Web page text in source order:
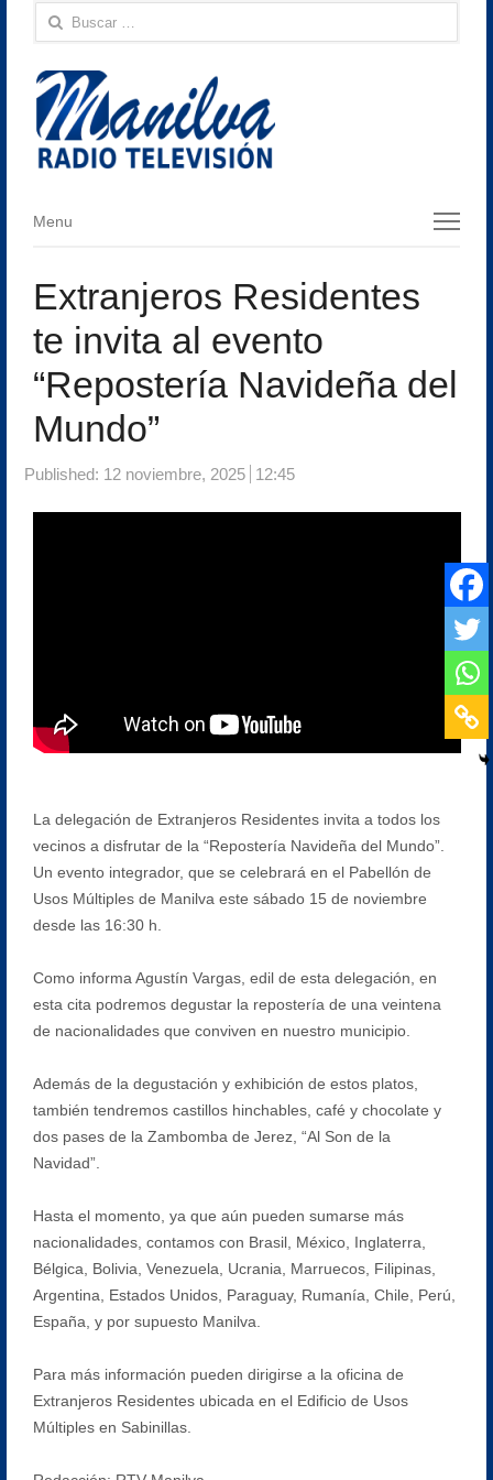
Buscar:
Menu
Menu
Extranjeros Residentes
te invita al evento
“Repostería Navideña del
Mundo”
Published: 12 noviembre, 2025 12:45
La delegación de Extranjeros Residentes invita a todos los
vecinos a disfrutar de la “Repostería Navideña del Mundo”.
Un evento integrador, que se celebrará en el Pabellón de
Usos Múltiples de Manilva este sábado 15 de noviembre
desde las 16:30 h.
Como informa Agustín Vargas, edil de esta delegación, en
esta cita podremos degustar la repostería de una veintena
de nacionalidades que conviven en nuestro municipio.
Además de la degustación y exhibición de estos platos,
también tendremos castillos hinchables, café y chocolate y
dos pases de la Zambomba de Jerez, “Al Son de la
Navidad”.
Hasta el momento, ya que aún pueden sumarse más
nacionalidades, contamos con Brasil, México, Inglaterra,
Bélgica, Bolivia, Venezuela, Ucrania, Marruecos, Filipinas,
Argentina, Estados Unidos, Paraguay, Rumanía, Chile, Perú,
España, y por supuesto Manilva.
Para más información pueden dirigirse a la oficina de
Extranjeros Residentes ubicada en el Edificio de Usos
Múltiples en Sabinillas.